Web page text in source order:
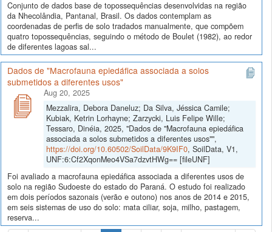
Conjunto de dados base de topossequências desenvolvidas na região
da Nhecolândia, Pantanal, Brasil. Os dados contemplam as
coordenadas de perfis de solo tradados manualmente, que compõem
quatro topossequências, seguindo o método de Boulet (1982), ao redor
de diferentes lagoas sal...
Dados de "Macrofauna epiedáfica associada a solos
submetidos a diferentes usos"
Aug 20, 2025
Mezzalira, Debora Daneluz; Da Silva, Jéssica Camile;
Kubiak, Ketrin Lorhayne; Zarzycki, Luis Felipe Wille;
Tessaro, Dinéia, 2025, "Dados de "Macrofauna epiedáfica
associada a solos submetidos a diferentes usos"",
https://doi.org/10.60502/SoilData/9K9IF0, SoilData, V1,
UNF:6:Cf2XqonMeo4VSa7dzvtHWg== [fileUNF]
Foi avaliado a macrofauna epiedáfica associada a diferentes usos de
solo na região Sudoeste do estado do Paraná. O estudo foi realizado
em dois períodos sazonais (verão e outono) nos anos de 2014 e 2015,
em seis sistemas de uso do solo: mata ciliar, soja, milho, pastagem,
reserva...